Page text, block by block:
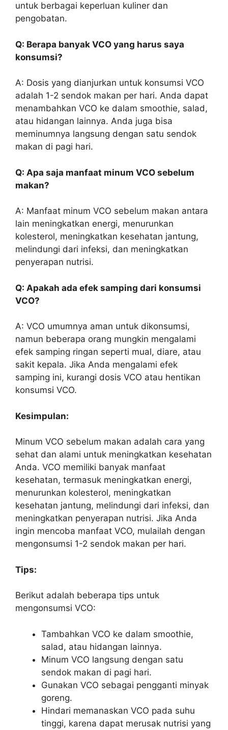
untuk berbagai keperluan kuliner dan
pengobatan.
Q: Berapa banyak VCO yang harus saya
konsumsi?
A: Dosis yang dianjurkan untuk konsumsi VCO
adalah 1-2 sendok makan per hari. Anda dapat
menambahkan VCO ke dalam smoothie, salad,
atau hidangan lainnya. Anda juga bisa
meminumnya langsung dengan satu sendok
makan di pagi hari.
Q: Apa saja manfaat minum VCO sebelum
makan?
A: Manfaat minum VCO sebelum makan antara
lain meningkatkan energi, menurunkan
kolesterol, meningkatkan kesehatan jantung,
melindungi dari infeksi, dan meningkatkan
penyerapan nutrisi.
Q: Apakah ada efek samping dari konsumsi
VCO?
A: VCO umumnya aman untuk dikonsumsi,
namun beberapa orang mungkin mengalami
efek samping ringan seperti mual, diare, atau
sakit kepala. Jika Anda mengalami efek
samping ini, kurangi dosis VCO atau hentikan
konsumsi VCO.
Kesimpulan:
Minum VCO sebelum makan adalah cara yang
sehat dan alami untuk meningkatkan kesehatan
Anda. VCO memiliki banyak manfaat
kesehatan, termasuk meningkatkan energi,
menurunkan kolesterol, meningkatkan
kesehatan jantung, melindungi dari infeksi, dan
meningkatkan penyerapan nutrisi. Jika Anda
ingin mencoba manfaat VCO, mulailah dengan
mengonsumsi 1-2 sendok makan per hari.
Tips:
Berikut adalah beberapa tips untuk
mengonsumsi VCO:
Tambahkan VCO ke dalam smoothie,
salad, atau hidangan lainnya.
Minum VCO langsung dengan satu
sendok makan di pagi hari.
Gunakan VCO sebagai pengganti minyak
goreng.
Hindari memanaskan VCO pada suhu
tinggi, karena dapat merusak nutrisi yang